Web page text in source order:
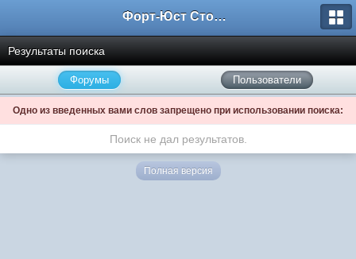
Форт-Юст Столица
Результаты поиска
Форумы Пользователи
Одно из введенных вами слов запрещено при использовании поиска:
Поиск не дал результатов.
Полная версия